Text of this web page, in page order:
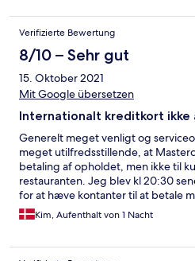
unser Auto noch in der Garage
trotzdem den Tag in Grömitz noch
für eine längere Zeit
Verifizierte Bewertung
8/10 – Sehr gut
15. Oktober 2021
Mit Google übersetzen
Internationalt kreditkort ikke
Generelt meget venligt og
meget utilfredsstillende, at
betaling af opholdet, men ikke til
restauranten. Jeg blev kl 20:30
for at hæve kontanter til at betale
var tilbage og klar til at spise kl
Det burde man have fortalt mig
mislykkedes, så jeg endte med en
Kim, Aufenthalt von 1 Nacht